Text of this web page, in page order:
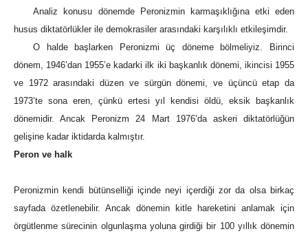
Analiz konusu dönemde Peronizmin karmaşıklığına etki eden
husus diktatörlükler ile demokrasiler arasındaki karşılıklı etkileşimdir.
O halde başlarken Peronizmi üç döneme bölmeliyiz. Birinci
dönem, 1946’dan 1955’e kadarki ilk iki başkanlık dönemi, ikincisi 1955
ve 1972 arasındaki düzen ve sürgün dönemi, ve üçüncü etap da
1973’te sona eren, çünkü ertesi yıl kendisi öldü, eksik başkanlık
dönemidir. Ancak Peronizm 24 Mart 1976’da askeri diktatörlüğün
gelişine kadar iktidarda kalmıştır.
Peron ve halk
Peronizmin kendi bütünselliği içinde neyi içerdiği zor da olsa birkaç
sayfada özetlenebilir. Ancak dönemin kitle hareketini anlamak için
örgütlenme sürecinin olgunlaşma yoluna girdiği bir 100 yıllık dönemin